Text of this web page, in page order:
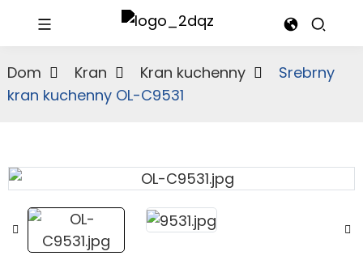
Dom Kran Kran kuchenny
Srebrny
kran kuchenny OL-C9531